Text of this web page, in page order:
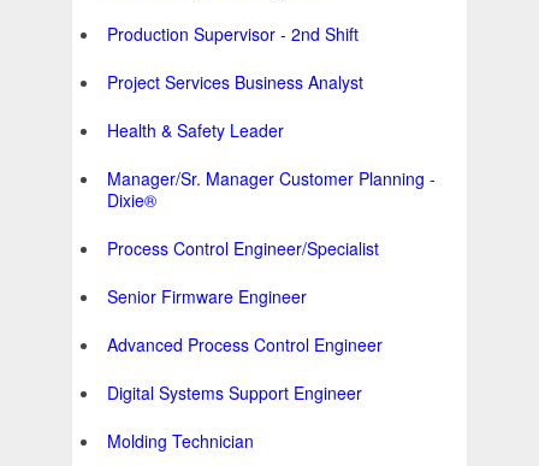
Production Supervisor - 2nd Shift
Project Services Business Analyst
Health & Safety Leader
Manager/Sr. Manager Customer Planning -
Dixie®
Process Control Engineer/Specialist
Senior Firmware Engineer
Advanced Process Control Engineer
Digital Systems Support Engineer
Molding Technician